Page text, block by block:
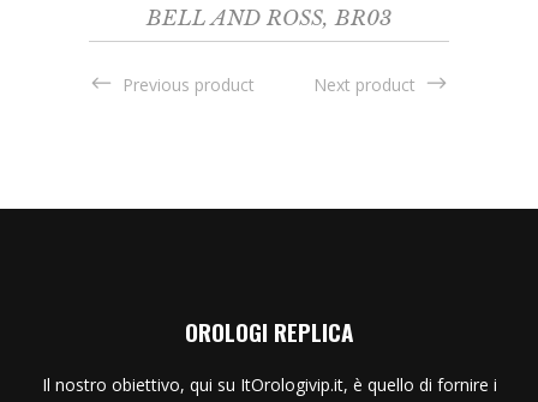
BELL AND ROSS,BR03
Previous product Next product
OROLOGI REPLICA
Il nostro obiettivo, qui su ItOrologivip.it, è quello di fornire i